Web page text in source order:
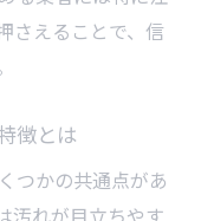
さえることで、信
徴とは
つかの共通点があ